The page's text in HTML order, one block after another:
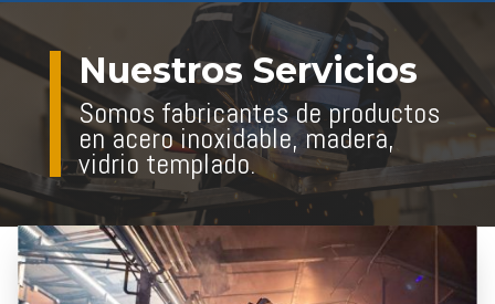
Nuestros Servicios
Somos fabricantes de productos
en acero inoxidable, madera,
vidrio templado.